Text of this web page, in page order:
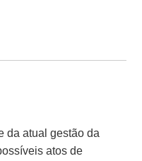
da atual gestão da
atos de